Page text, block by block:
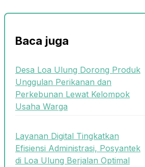
Baca juga
Desa Loa Ulung Dorong Produk
Unggulan Perikanan dan
Perkebunan Lewat Kelompok
Usaha Warga
Layanan Digital Tingkatkan
Efisiensi Administrasi, Posyantek
di Loa Ulung Berjalan Optimal